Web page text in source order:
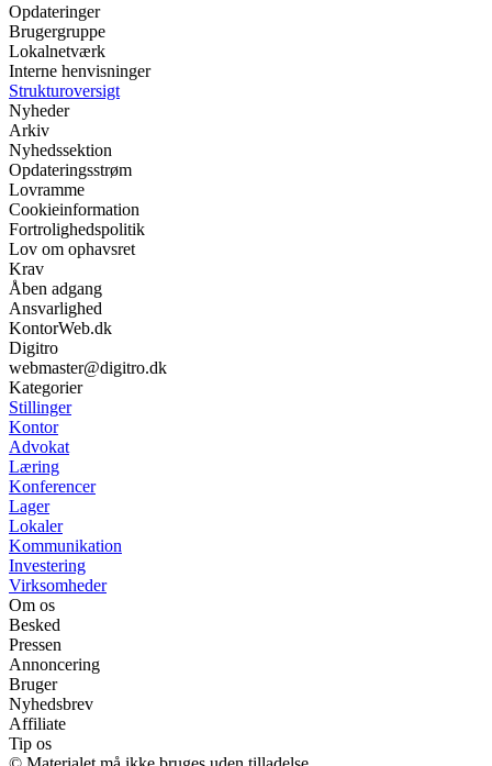
Opdateringer
Brugergruppe
Lokalnetværk
Interne henvisninger
Strukturoversigt
Nyheder
Arkiv
Nyhedssektion
Opdateringsstrøm
Lovramme
Cookieinformation
Fortrolighedspolitik
Lov om ophavsret
Krav
Åben adgang
Ansvarlighed
KontorWeb.dk
Digitro
webmaster@digitro.dk
Kategorier
Stillinger
Kontor
Advokat
Læring
Konferencer
Lager
Lokaler
Kommunikation
Investering
Virksomheder
Om os
Besked
Pressen
Annoncering
Bruger
Nyhedsbrev
Affiliate
Tip os